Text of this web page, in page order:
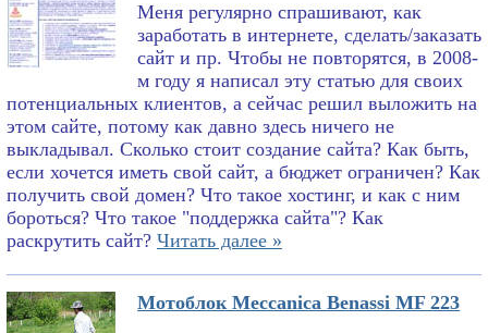
Меня регулярно спрашивают, как
заработать в интернете, сделать/заказать
сайт и пр. Чтобы не повторятся, в 2008-
м году я написал эту статью для своих
потенциальных клиентов, а сейчас решил выложить на
этом сайте, потому как давно здесь ничего не
выкладывал. Сколько стоит создание сайта? Как быть,
если хочется иметь свой сайт, а бюджет ограничен? Как
получить свой домен? Что такое хостинг, и как с ним
бороться? Что такое "поддержка сайта"? Как
раскрутить сайт? Читать далее »
Мотоблок Meccanica Benassi MF 223